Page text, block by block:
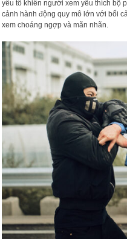
yếu tố khiến người xem yêu thích bộ
cảnh hành động quy mô lớn với bối
xem choáng ngợp và mãn nhãn.